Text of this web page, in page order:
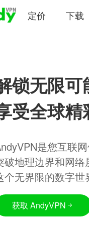
定价 下载
锁无限可
受全球精
是您互联
破地理边界和网
个无界限的数字世
获取 AndyVPN